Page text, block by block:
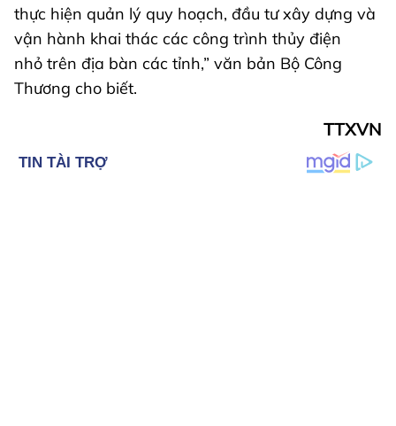
thực hiện quản lý quy hoạch, đầu tư xây dựng và
vận hành khai thác các công trình thủy điện
nhỏ trên địa bàn các tỉnh,” văn bản Bộ Công
Thương cho biết.
TTXVN